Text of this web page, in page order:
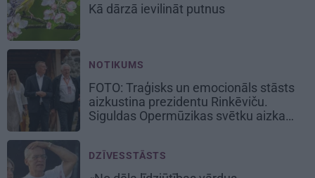
Kā dārzā ievilināt putnus
NOTIKUMS
FOTO: Traģisks un emocionāls stāsts
aizkustina prezidentu Rinkēviču.
Siguldas Opermūzikas svētku aizkadri
DZĪVESSTĀSTS